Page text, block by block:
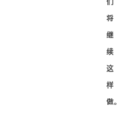
将
继
续
这
样
做。